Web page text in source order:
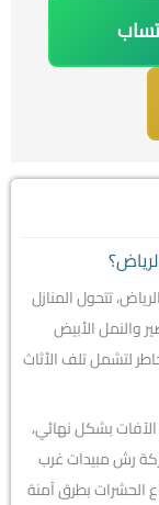
تتحول المنازل
والنمل الأبيض
لتشمل تلف الأثاث
بشكل نهائي،
رش مبيدات غرب
الحشرات بطرق آمنة